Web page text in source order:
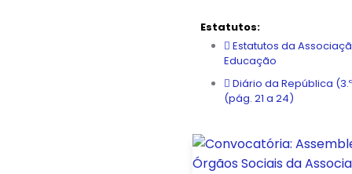
Estatutos:
Estatutos da
Educação
Diário da República
(pág. 21 a 24)